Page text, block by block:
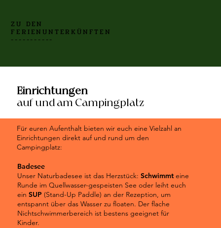
ZU DEN
FERIENUNTERKÜNFTEN
-----------
Einrichtungen
auf und am Campingplatz
Für euren Aufenthalt bieten wir euch eine Vielzahl an
Einrichtungen direkt auf und rund um den
Campingplatz:
Badesee
Unser Naturbadesee ist das Herzstück: Schwimmteine
Runde im Quellwasser-gespeisten See oder leiht euch
ein SUP (Stand-Up Paddle) an der Rezeption, um
entspannt über das Wasser zu floaten. Der flache
Nichtschwimmerbereich ist bestens geeignet für
Kinder.